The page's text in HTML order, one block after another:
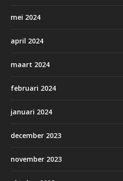
mei 2024
april 2024
maart 2024
februari 2024
januari 2024
december 2023
november 2023